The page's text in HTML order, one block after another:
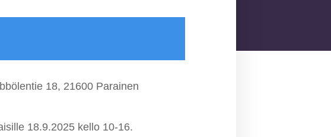
18, 21600 Parainen
18.9.2025 kello 10-16.